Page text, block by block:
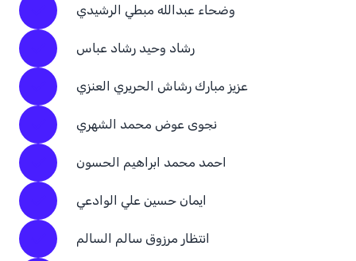
وضحاء عبدالله مبطي الرشيدي
رشاد وحيد رشاد عباس
عزيز مبارك رشاش الحريري العنزي
نجوى عوض محمد الشهري
احمد محمد ابراهيم الحسون
ايمان حسين علي الوادعي
انتظار مرزوق سالم السالم